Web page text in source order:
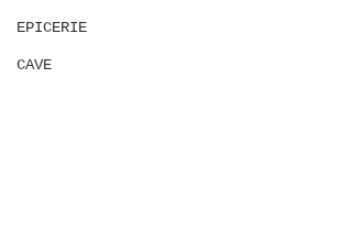
EPICERIE
CAVE